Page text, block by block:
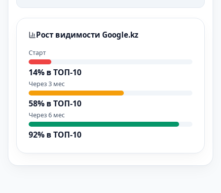
Рост видимости Google.kz
Старт
14% в ТОП-10
Через 3 мес
58% в ТОП-10
Через 6 мес
92% в ТОП-10